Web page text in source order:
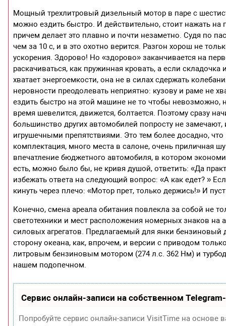
Мощный трехлитровый дизельный мотор в паре с
можно ездить быстро. И действительно, стоит нажать на
причем делает это плавно и почти незаметно. Судя по
чем за 10 с, и в это охотно верится. Разгон хорош не
ускорения. Здорово! Но «здорово» заканчивается на
раскачиваться, как пружинная кровать, а если
хватает энергоемкости, она не в силах сдержать
неровности преодолевать неприятно: кузову и раме не
ездить быстро на этой машине не то чтобы
время шевелится, движется, болтается. Поэтому сразу
большинство других автомобилей попросту не
игрушечными препятствиями. Это тем более досадно,
комплектация, много места в салоне, очень приличная
впечатление бюджетного автомобиля, в котором
есть, можно было бы, не кривя душой, ответить: «Да
избежать ответа на следующий вопрос: «А как едет? »
кинуть через плечо: «Мотор прет, только держись!» И
Конечно, смена ареала обитания повлекла за собой не
светотехники и мест расположения номерных знаков
силовых агрегатов. Предлагаемый для янки бензиновый
сторону океана, как, впрочем, и версии с приводом
литровым бензиновым мотором (274 л.с. 362 Нм) и
нашем подопечном.
Сервис онлайн-записи на собственном
Попробуйте сервис онлайн-записи VisitTime на основе